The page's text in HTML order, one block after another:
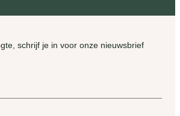
schrijf je in voor onze nieuwsbrief